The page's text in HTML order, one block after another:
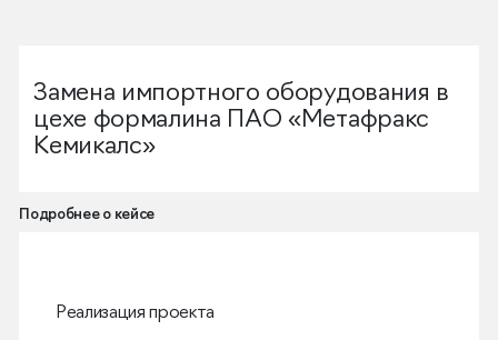
Замена импортного оборудования в
цехе формалина ПАО «Метафракс
Кемикалс»
Подробнее о кейсе
Реализация проекта